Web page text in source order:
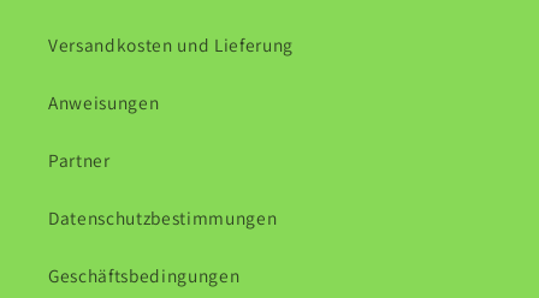
Versandkosten und Lieferung
Anweisungen
Partner
Datenschutzbestimmungen
Geschäftsbedingungen